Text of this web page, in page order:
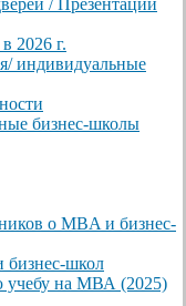
/ Презентации
2026 г.
индивидуальные
бизнес-школы
о MBA и бизнес-
бизнес-школ
учебу на МВА (2025)